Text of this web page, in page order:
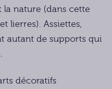
la nature (dans cette
lierres). Assiettes,
autant de supports qui
décoratifs